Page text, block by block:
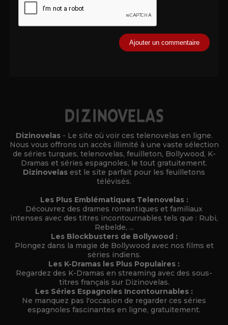
Dizinovelas - Le site où voir ces telenovelas en ligne.
Nous vous offrons un accès illimité à une vaste sélection
de séries turques, telenovelas, feuilleton, Bollywood, K-
Dramas et séries espagnoles, le tout gratuitement.
Dizinovelas est le site parfait pour les feuilletons
télévisés.
Les Plus Emblématiques Telenovelas :
Découvrez des drames romantiques et familiaux
intenses avec des titres incontournables tels que : Rubi,
Rebelde, ...
Les Blockbusters de Bollywood :
Plongez dans la magie de Bollywood avec nos films et
séries indiens.
Les K-Dramas les Plus Populaires :
Regardez des K-Dramas en streaming avec des sous-
titres français sur Dizinovelas.
Les Séries Espagnoles Incontournables :
Ne manquez pas l'occasion de regarder ces séries
espagnoles fascinantes en ligne, gratuitement.